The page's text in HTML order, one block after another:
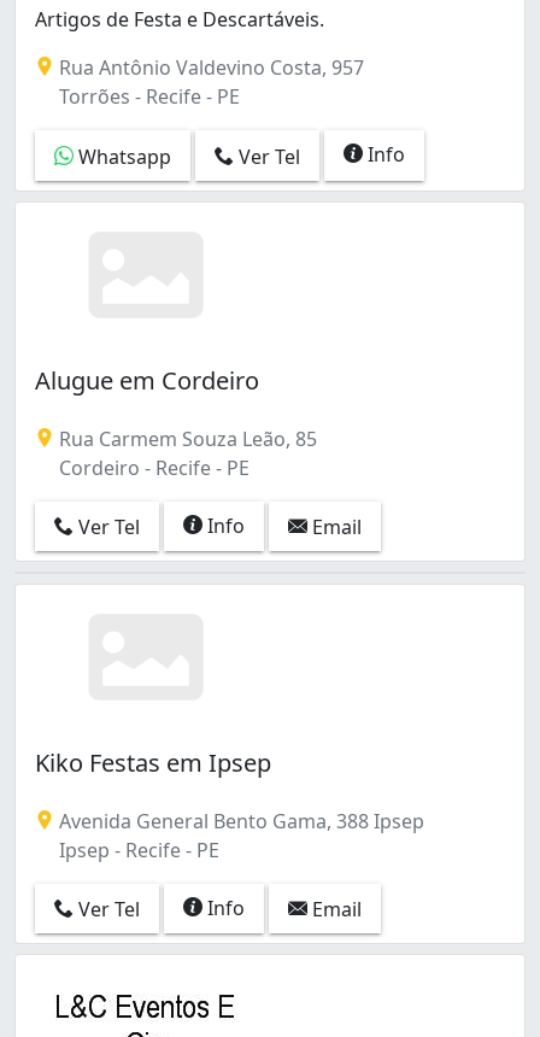
Artigos de Festa e Descartáveis.
Rua Antônio Valdevino Costa, 957
Torrões - Recife - PE
Whatsapp Ver Tel Info
Alugue em Cordeiro
Rua Carmem Souza Leão, 85
Cordeiro - Recife - PE
Ver Tel Info Email
Kiko Festas em Ipsep
Avenida General Bento Gama, 388 Ipsep
Ipsep - Recife - PE
Ver Tel Info Email